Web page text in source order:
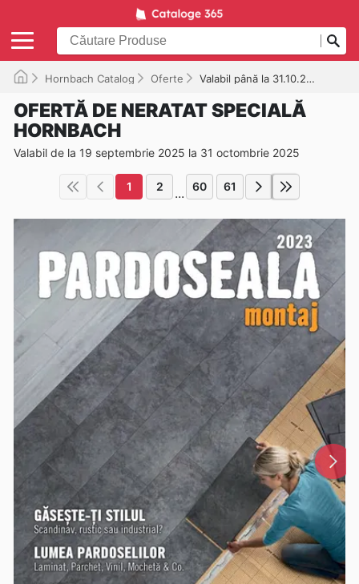
Hornbach Catalog Oferte Valabil până la 31.10.2025
OFERTĂ DE NERATAT SPECIALĂ
HORNBACH
Valabil de la 19 septembrie 2025 la 31 octombrie 2025
1 2 ... 60 61